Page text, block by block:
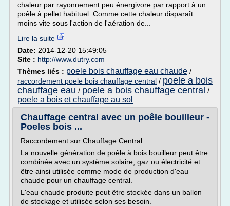
chaleur par rayonnement peu énergivore par rapport à un
poêle à pellet habituel. Comme cette chaleur disparaît
moins vite sous l'action de l'aération de...
Lire la suite
Date: 2014-12-20 15:49:05
Site : http://www.dutry.com
Thèmes liés : poele bois chauffage eau chaude /
raccordement poele bois chauffage central / poele a bois
chauffage eau / poele a bois chauffage central /
poele a bois et chauffage au sol
Chauffage central avec un poêle bouilleur -
Poeles bois ...
Raccordement sur Chauffage Central
La nouvelle génération de poêle à bois bouilleur peut être
combinée avec un système solaire, gaz ou électricité et
être ainsi utilisée comme mode de production d'eau
chaude pour un chauffage central.
L'eau chaude produite peut être stockée dans un ballon
de stockage et utilisée selon ses besoin.